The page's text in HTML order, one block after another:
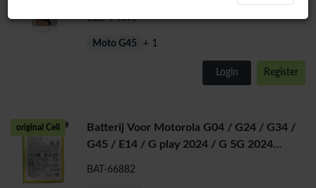
LCD-74595
Moto G45 + 1
Login Register
original Cell
Batterij Voor Motorola G04 / G24 / G34 /
G45 / E14 / G play 2024 / G 5G 2024
BAT-66882